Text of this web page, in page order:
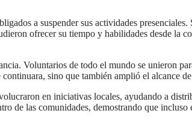
a suspender sus actividades
ofrecer su tiempo y habilidades desde la
Voluntarios de todo el mundo se unieron
sino que también amplió el alcance
en iniciativas locales, ayudando a
de las comunidades, demostrando que